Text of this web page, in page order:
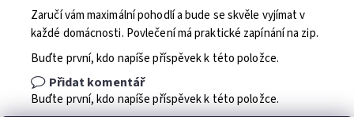
Zaručí vám maximální pohodlí a bude se skvěle vyjímat v
každé domácnosti. Povlečení má praktické zapínání na zip.
Buďte první, kdo napíše příspěvek k této položce.
Přidat komentář
Buďte první, kdo napíše příspěvek k této položce.